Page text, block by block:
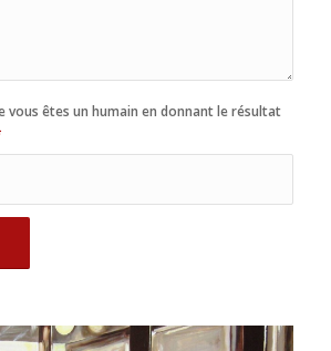
vous êtes un humain en donnant le résultat